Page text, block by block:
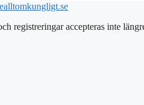
alltomkungligt.se
registreringar accepteras inte